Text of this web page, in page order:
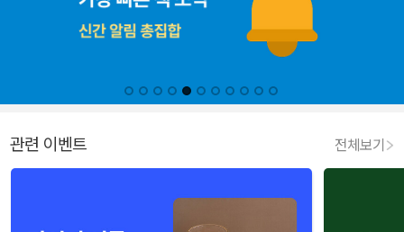
관련 이벤트 전체보기